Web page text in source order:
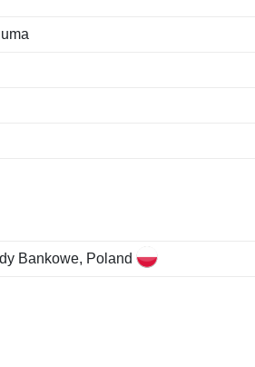
Bankowe, Poland